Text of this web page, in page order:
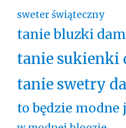
sweter świąteczny
tanie bluzki
tanie sukienki
tanie swetry
to będzie modne